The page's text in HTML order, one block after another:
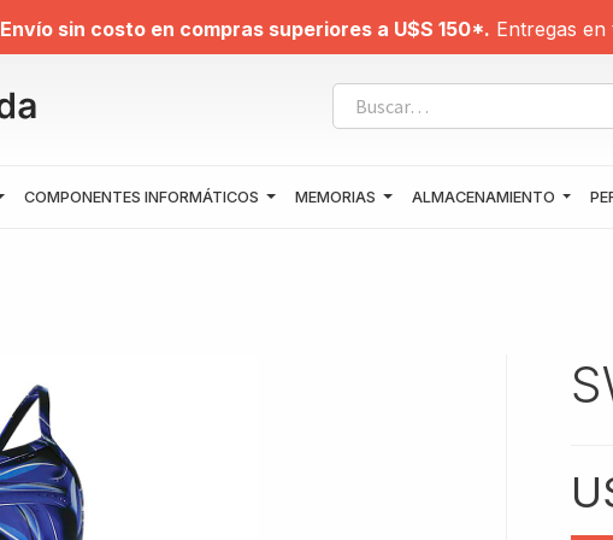
Envío sin costo en compras superiores a U$S 150*. Entregas en
COMPONENTES INFORMÁTICOS MEMORIAS ALMACENAMIENTO